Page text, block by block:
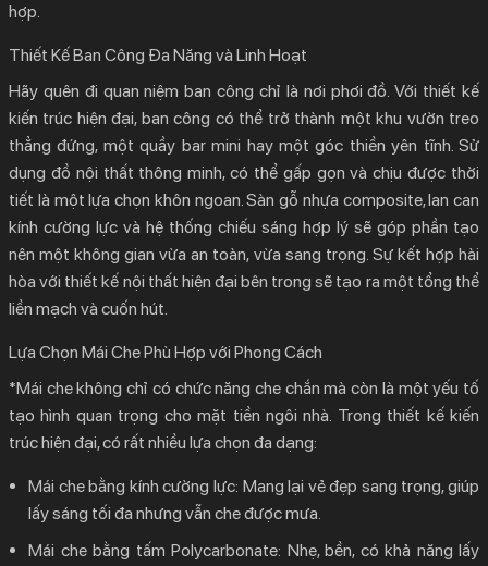
hợp.
Thiết Kế Ban Công Đa Năng và Linh Hoạt
Hãy quên đi quan niệm ban công chỉ là nơi phơi đồ. Với thiết kế
kiến trúc hiện đại, ban công có thể trở thành một khu vườn treo
thẳng đứng, một quầy bar mini hay một góc thiền yên tĩnh. Sử
dụng đồ nội thất thông minh, có thể gấp gọn và chịu được thời
tiết là một lựa chọn khôn ngoan. Sàn gỗ nhựa composite, lan can
kính cường lực và hệ thống chiếu sáng hợp lý sẽ góp phần tạo
nên một không gian vừa an toàn, vừa sang trọng. Sự kết hợp hài
hòa với thiết kế nội thất hiện đại bên trong sẽ tạo ra một tổng thể
liền mạch và cuốn hút.
Lựa Chọn Mái Che Phù Hợp với Phong Cách
*Mái che không chỉ có chức năng che chắn mà còn là một yếu tố
tạo hình quan trọng cho mặt tiền ngôi nhà. Trong thiết kế kiến
trúc hiện đại, có rất nhiều lựa chọn đa dạng:
Mái che bằng kính cường lực: Mang lại vẻ đẹp sang trọng, giúp
lấy sáng tối đa nhưng vẫn che được mưa.
Mái che bằng tấm Polycarbonate: Nhẹ, bền, có khả năng lấy